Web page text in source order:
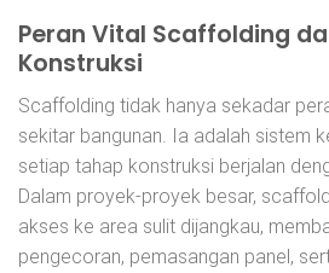
Peran Vital Scaffolding
Konstruksi
Scaffolding tidak hanya sekadar
sekitar bangunan. Ia adalah sistem
setiap tahap konstruksi berjalan
Dalam proyek-proyek besar,
akses ke area sulit dijangkau,
pengecoran, pemasangan panel,